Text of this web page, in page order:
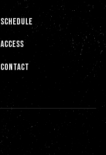
SCHEDULE
ACCESS
CONTACT